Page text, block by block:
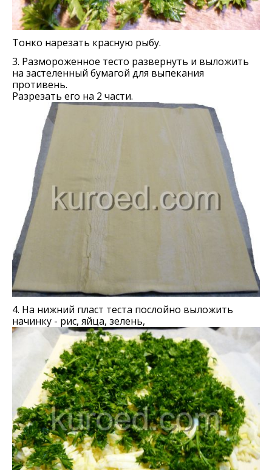
Тонко нарезать красную рыбу.
3. Размороженное тесто развернуть и выложить
на застеленный бумагой для выпекания
противень.
Разрезать его на 2 части.
4. На нижний пласт теста послойно выложить
начинку - рис, яйца, зелень,